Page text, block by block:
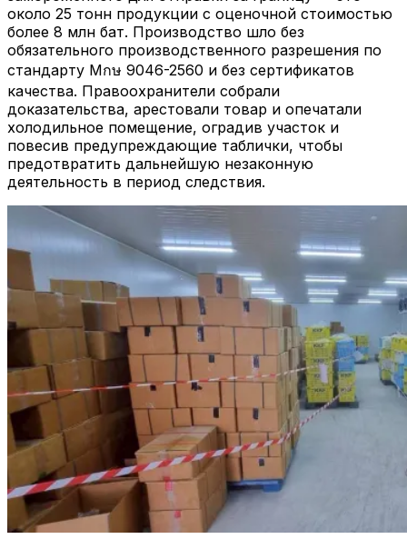
около 25 тонн продукции с оценочной стоимостью
более 8 млн бат. Производство шло без
обязательного производственного разрешения по
стандарту Мกษ 9046-2560 и без сертификатов
качества. Правоохранители собрали
доказательства, арестовали товар и опечатали
холодильное помещение, оградив участок и
повесив предупреждающие таблички, чтобы
предотвратить дальнейшую незаконную
деятельность в период следствия.